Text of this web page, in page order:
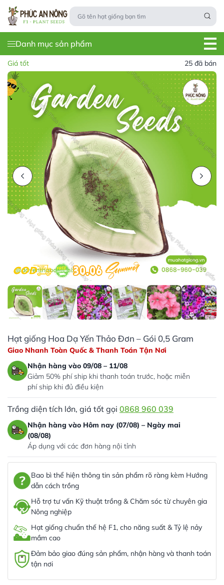
Danh mục sản phẩm
Giá tốt 25 đã bán
Hạt giống Hoa Dạ Yến Thảo Đơn – Gói 0,5 Gram
Giao Nhanh Toàn Quốc & Thanh Toán Tận Nơi
Nhận hàng vào 09/08 – 11/08
Giảm 50% phí ship khi thanh toán trước, hoặc miễn
phí ship khi đủ điều kiện
Trồng diện tích lớn, giá tốt gọi 0868 960 039
Nhận hàng vào Hôm nay (07/08) – Ngày mai
(08/08)
Áp dụng với các đơn hàng nội tỉnh
Bao bì thể hiện thông tin sản phẩm rõ ràng kèm Hướng
dẫn cách trồng
Hỗ trợ tư vấn Kỹ thuật trồng & Chăm sóc từ chuyên gia
Nông nghiệp
Hạt giống chuẩn thế hệ F1, cho năng suất & Tỷ lệ nảy
mầm cao
Đảm bảo giao đúng sản phẩm, nhận hàng và thanh toán
tận nơi